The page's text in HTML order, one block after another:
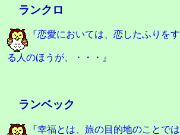
ランクロ
『恋愛においては、恋したふりをす
る人のほうが、・・・』
ランベック
『幸福とは、旅の目的地のことでは